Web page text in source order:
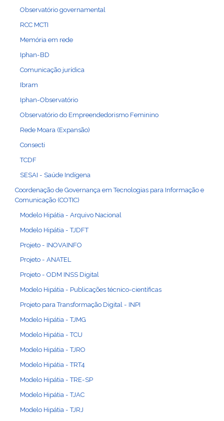
Observatório governamental
RCC MCTI
Memória em rede
Iphan-BD
Comunicação jurídica
Ibram
Iphan-Observatório
Observatório do Empreendedorismo Feminino
Rede Moara (Expansão)
Consecti
TCDF
SESAI - Saúde Indígena
Coordenação de Governança em Tecnologias para Informação e
Comunicação (COTIC)
Modelo Hipátia - Arquivo Nacional
Modelo Hipátia - TJDFT
Projeto - INOVAINFO
Projeto - ANATEL
Projeto - ODM INSS Digital
Modelo Hipátia - Publicações técnico-científicas
Projeto para Transformação Digital - INPI
Modelo Hipátia - TJMG
Modelo Hipátia - TCU
Modelo Hipátia - TJRO
Modelo Hipátia - TRT4
Modelo Hipátia - TRE-SP
Modelo Hipátia - TJAC
Modelo Hipátia - TJRJ